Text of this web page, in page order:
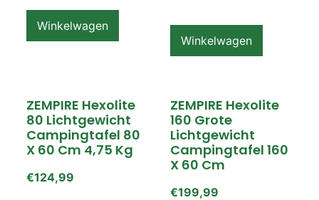
Winkelwagen
Winkelwagen
ZEMPIRE Hexolite
80 Lichtgewicht
Campingtafel 80
X 60 Cm 4,75 Kg
€124,99
ZEMPIRE Hexolite
160 Grote
Lichtgewicht
Campingtafel 160
X 60 Cm
€199,99